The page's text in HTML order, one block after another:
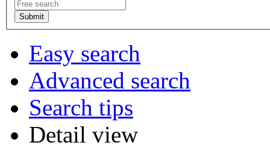
Easy search
Advanced search
Search tips
Detail view